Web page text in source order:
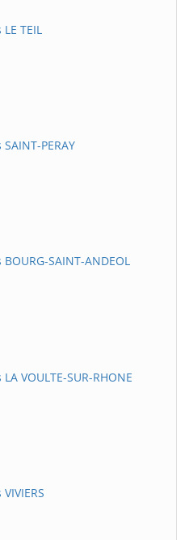
TEIL
PERAY
SAINT-ANDEOL
VOULTE-SUR-RHONE